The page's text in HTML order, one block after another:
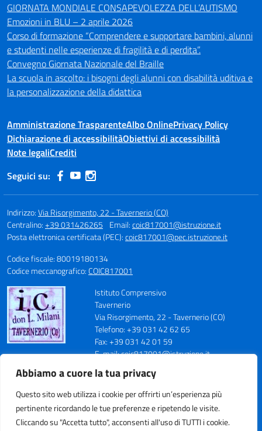
Abbiamo a cuore la tua privacy
Questo sito web utilizza i cookie per offrirti un’esperienza più
pertinente ricordando le tue preferenze e ripetendo le visite.
Cliccando su "Accetta tutto", acconsenti all'uso di TUTTI i cookie.
GIORNATA MONDIALE CONSAPEVOLEZZA DELL’AUTISMO
Emozioni in BLU – 2 aprile 2026
Corso di formazione “Comprendere e supportare bambini, alunni
e studenti nelle esperienze di fragilità e di perdita”.
Convegno Giornata Nazionale del Braille
La scuola in ascolto: i bisogni degli alunni con disabilità uditiva e
la personalizzazione della didattica
Amministrazione TrasparenteAlbo OnlinePrivacy Policy
Dichiarazione di accessibilitàObiettivi di accessibilità
Note legaliCrediti
Seguici su:
Indirizzo:Via Risorgimento, 22 - Tavernerio (CO)
Centralino:+39 031426265 Email:coic817001@istruzione.it
Posta elettronica certificata (PEC):coic817001@pec.istruzione.it
Codice fiscale: 80019180134
Codice meccanografico:COIC817001
Istituto Comprensivo
Tavernerio
Via Risorgimento, 22 - Tavernerio (CO)
Telefono: +39 031 42 62 65
Fax: +39 031 42 01 59
E-mail: coic817001@istruzione.it
Codice Meccanografico: COIC817001
Codice Fiscale: 80019180134
Cod. IPA: istsc_coic817001
Codice Univoco Ufficio: UFN70S